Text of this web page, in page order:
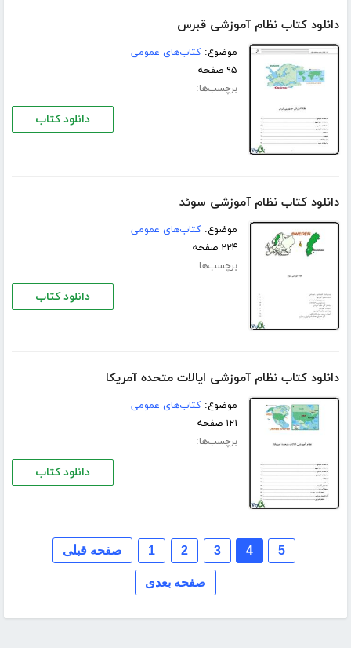
دانلود کتاب نظام آموزشی قبرس
موضوع:کتاب‌های عمومی
۹۵ صفحه
برچسب‌ها:
دانلود کتاب
دانلود کتاب نظام آموزشی سوئد
موضوع:کتاب‌های عمومی
۲۲۴ صفحه
برچسب‌ها:
دانلود کتاب
دانلود کتاب نظام آموزشی ایالات متحده آمریکا
موضوع:کتاب‌های عمومی
۱۲۱ صفحه
برچسب‌ها:
دانلود کتاب
صفحه قبلی 1 2 3 4 5
صفحه بعدی